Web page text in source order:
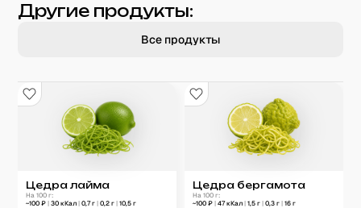
Другие продукты:
Все продукты
Цедра лайма
На 100 г:
~100 ₽| 30 кКал| 0,7г| 0,2 г| 10,5 г
Цедра бергамота
На 100 г:
~100 ₽ | 47кКал | 1,5 г | 0,3 г | 16 г